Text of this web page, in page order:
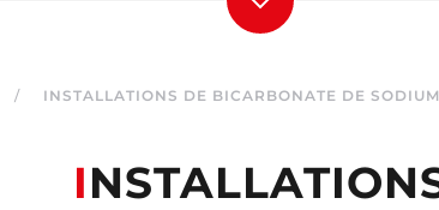
INSTALLATIONS DE BICARBONATE DE SODIUM
I